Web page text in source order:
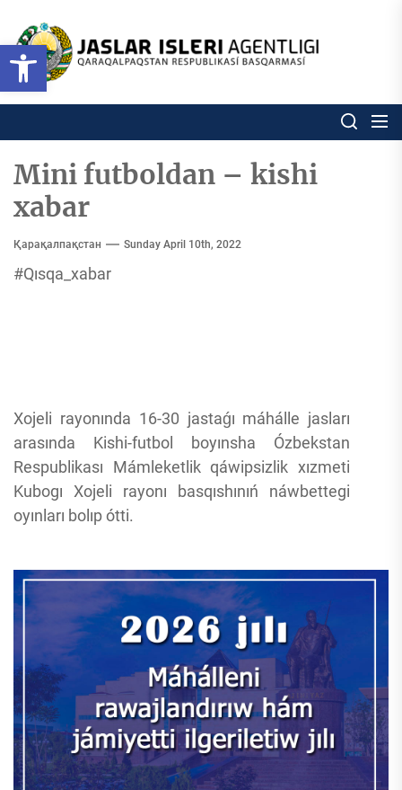
Open toolbar
content
Respublikası
basqarması
Ózbekstan jaslar isleri
Mini futboldan – kishi
xabar
Қарақалпақстан Sunday April 10th, 2022
#Qısqa_xabar
Xojeli rayonında 16-30 jastaǵı máhálle jasları
arasında Kishi-futbol boyınsha Ózbekstan
Respublikası Mámleketlik qáwipsizlik xızmeti
Kubogı Xojeli rayonı basqıshınıń náwbettegi
oyınları bolıp ótti.